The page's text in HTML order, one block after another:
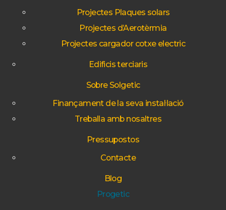
Projectes Plaques solars
Projectes d’Aerotèrmia
Projectes cargador cotxe electric
Edificis terciaris
Sobre Solgetic
Finançament de la seva instal·lació
Treballa amb nosaltres
Pressupostos
Contacte
Blog
Progetic